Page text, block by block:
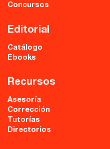
Concursos
Editorial
Catálogo
Ebooks
Recursos
Asesoría
Corrección
Tutorías
Directorios